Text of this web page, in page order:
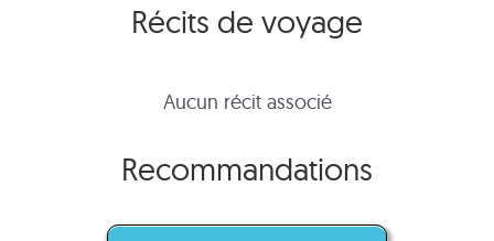
Récits de voyage
Aucun récit associé
Recommandations